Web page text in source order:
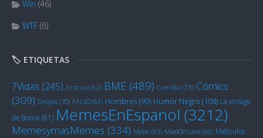
Win (46)
WTF (6)
🏷️ ETIQUETAS
7Vidas (245) Artículo (62) BME (489) Comida (73) Cómics
(309) Drojas (70) FALSO (63) Hombres(90) Humor Negro (108) La vintage
de Bonox(81) MemesEnEspanol (3212)
MemesymasMemes (334) Metal (63) MiedOctubre (60) Miérculos